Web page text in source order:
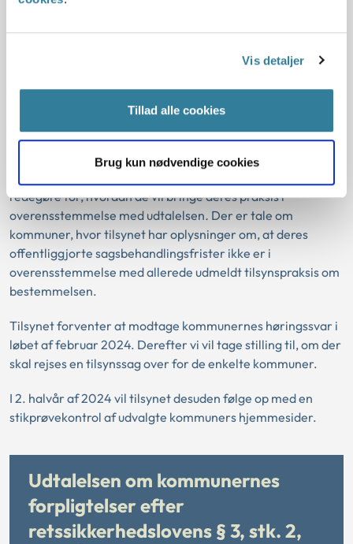
Vis detaljer
Tillad alle cookies
Brug kun nødvendige cookies
sagsbehandlingsfrister, herunder en henvendelse fra
Den 15. december 2023 afgav tilsynet en generel udtalelse
bestemmelsen og sendte den til alle kommunalbestyrelser.
redegøre for, hvordan de vil bringe deres praksis i
overensstemmelse med udtalelsen. Der er tale om
kommuner, hvor tilsynet har oplysninger om, at deres
offentliggjorte sagsbehandlingsfrister ikke er i
overensstemmelse med allerede udmeldt tilsynspraksis om
bestemmelsen.
Tilsynet forventer at modtage kommunernes høringssvar i
løbet af februar 2024. Derefter vi vil tage stilling til, om der
skal rejses en tilsynssag over for de enkelte kommuner.
I 2. halvår af 2024 vil tilsynet desuden følge op med en
stikprøvekontrol af udvalgte kommuners hjemmesider.
Udtalelsen om kommunernes
forpligtelser efter
retssikkerhedslovens § 3, stk. 2,